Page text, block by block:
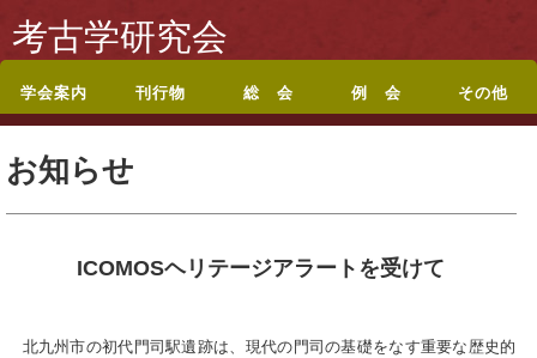
考古学研究会
学会案内
考古学研究会会則
入会案内
休退会・転居のお届
けについて
刊行物
会誌『考古学研究』
目次
投稿規定
シンポジウム記録集
論文集・記念誌
総目録
総 会 例 会 その他
お知らせ
ICOMOSヘリテージアラートを受けて
北九州市の初代門司駅遺跡は、現代の門司の基礎をなす重要な歴史的